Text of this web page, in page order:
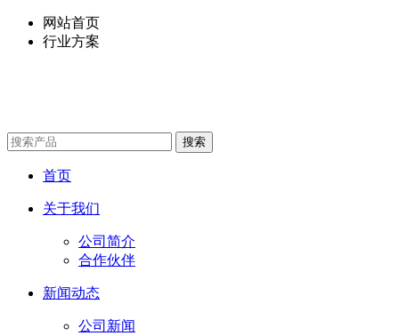
网站首页
行业方案
首页
关于我们
公司简介
合作伙伴
新闻动态
公司新闻